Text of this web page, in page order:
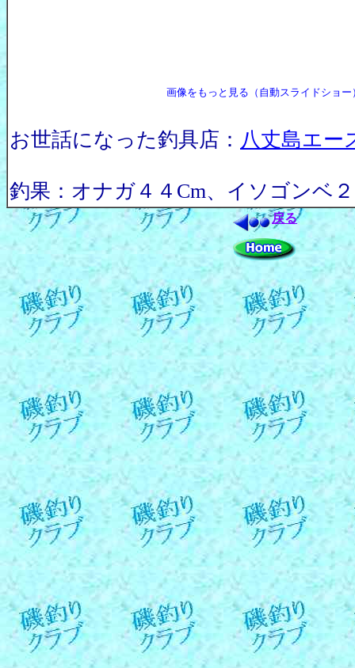
画像をもっと見る（自動スライドショー
お世話になった釣具店： 八丈島エー
釣果：オナガ４４Cm、イソゴンベ
戻る